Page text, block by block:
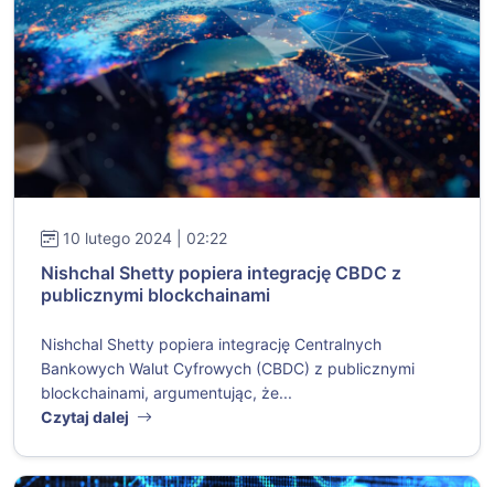
10 lutego 2024 | 02:22
Nishchal Shetty popiera integrację CBDC z
publicznymi blockchainami
Nishchal Shetty popiera integrację Centralnych
Bankowych Walut Cyfrowych (CBDC) z publicznymi
blockchainami, argumentując, że...
Czytaj dalej